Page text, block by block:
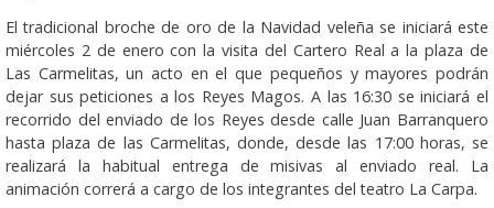
El tradicional broche de oro de la Navidad veleña se iniciará este
miércoles 2 de enero con la visita del Cartero Real a la plaza de
Las Carmelitas, un acto en el que pequeños y mayores podrán
dejar sus peticiones a los Reyes Magos. A las 16:30 se iniciará el
recorrido del enviado de los Reyes desde calle Juan Barranquero
hasta plaza de las Carmelitas, donde, desde las 17:00 horas, se
realizará la habitual entrega de misivas al enviado real. La
animación correrá a cargo de los integrantes del teatro La Carpa.